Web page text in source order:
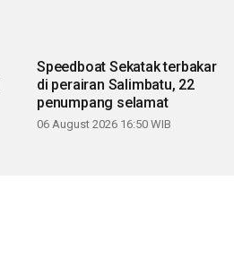
Speedboat Sekatak terbakar
di perairan Salimbatu, 22
penumpang selamat
06 August 2026 16:50 WIB